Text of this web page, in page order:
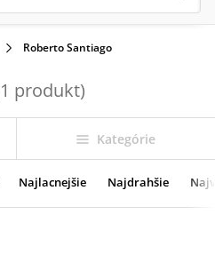
Roberto Santiago
1 produkt)
Kategórie
Najlacnejšie Najdrahšie